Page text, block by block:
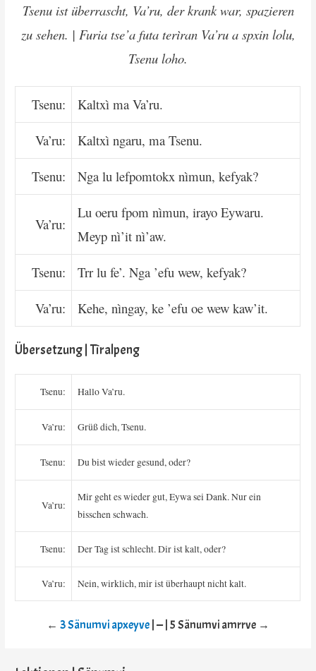
Tsenu ist überrascht, Va’ru, der krank war, spazieren
zu sehen. | Furia tse’a futa terìran Va’ru a spxin lolu,
Tsenu loho.
Tsenu: Kaltxì ma Va’ru.
Va’ru: Kaltxì ngaru, ma Tsenu.
Tsenu: Nga lu lefpomtokx nìmun, kefyak?
Va’ru:
Lu oeru fpom nìmun, irayo Eywaru.
Meyp nì’it nì’aw.
Tsenu: Trr lu fe’. Nga ’efu wew, kefyak?
Va’ru: Kehe, nìngay, ke ’efu oe wew kaw’it.
Übersetzung | Tìralpeng
Tsenu: Hallo Va’ru.
Va’ru: Grüß dich, Tsenu.
Tsenu: Du bist wieder gesund, oder?
Va’ru:
Mir geht es wieder gut, Eywa sei Dank. Nur ein
bisschen schwach.
Tsenu: Der Tag ist schlecht. Dir ist kalt, oder?
Va’ru: Nein, wirklich, mir ist überhaupt nicht kalt.
← 3 Sänumvi apxeyve| — | 5 Sänumvi amrrve →